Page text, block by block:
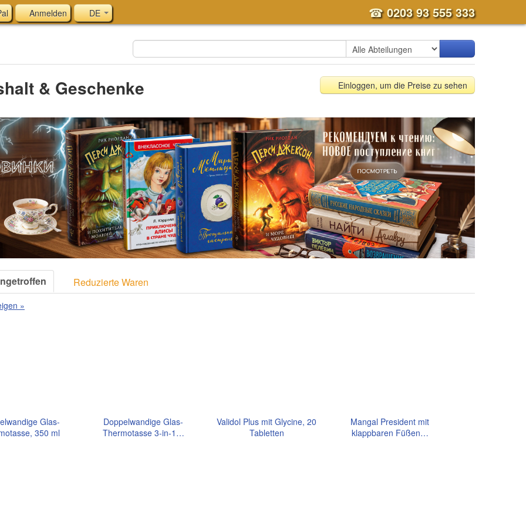
Anmelden DE ☎0203 93 555 333
& Geschenke Einloggen, um die Preise zu sehen
Reduzierte Waren
»
Glas-
350 ml
Doppelwandige Glas-
Thermotasse 3-in-1…
Validol Plus mit Glycine, 20
Tabletten
Mangal President mit
klappbaren Füßen…